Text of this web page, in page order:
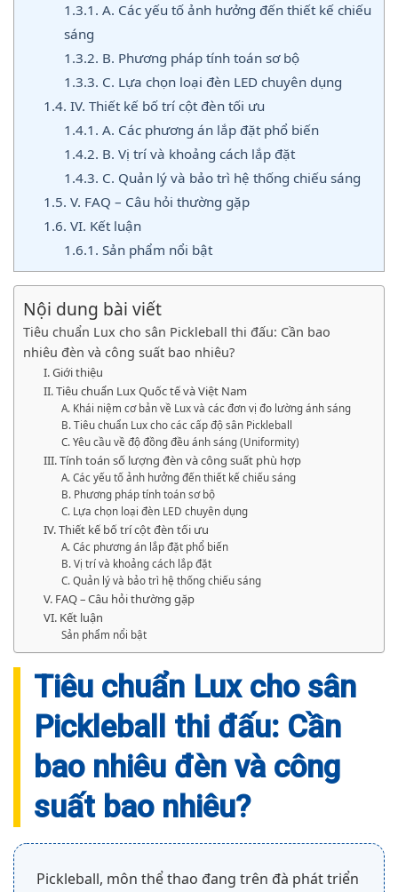
1.3.1. A. Các yếu tố ảnh hưởng đến thiết kế chiếu
sáng
1.3.2. B. Phương pháp tính toán sơ bộ
1.3.3. C. Lựa chọn loại đèn LED chuyên dụng
1.4. IV. Thiết kế bố trí cột đèn tối ưu
1.4.1. A. Các phương án lắp đặt phổ biến
1.4.2. B. Vị trí và khoảng cách lắp đặt
1.4.3. C. Quản lý và bảo trì hệ thống chiếu sáng
1.5. V. FAQ – Câu hỏi thường gặp
1.6. VI. Kết luận
1.6.1. Sản phẩm nổi bật
Nội dung bài viết
Tiêu chuẩn Lux cho sân Pickleball thi đấu: Cần bao
nhiêu đèn và công suất bao nhiêu?
I. Giới thiệu
II. Tiêu chuẩn Lux Quốc tế và Việt Nam
A. Khái niệm cơ bản về Lux và các đơn vị đo lường ánh sáng
B. Tiêu chuẩn Lux cho các cấp độ sân Pickleball
C. Yêu cầu về độ đồng đều ánh sáng (Uniformity)
III. Tính toán số lượng đèn và công suất phù hợp
A. Các yếu tố ảnh hưởng đến thiết kế chiếu sáng
B. Phương pháp tính toán sơ bộ
C. Lựa chọn loại đèn LED chuyên dụng
IV. Thiết kế bố trí cột đèn tối ưu
A. Các phương án lắp đặt phổ biến
B. Vị trí và khoảng cách lắp đặt
C. Quản lý và bảo trì hệ thống chiếu sáng
V. FAQ – Câu hỏi thường gặp
VI. Kết luận
Sản phẩm nổi bật
Tiêu chuẩn Lux cho sân
Pickleball thi đấu: Cần
bao nhiêu đèn và công
suất bao nhiêu?
Pickleball, môn thể thao đang trên đà phát triển